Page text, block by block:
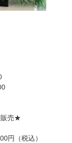
00
売★
円（税込）